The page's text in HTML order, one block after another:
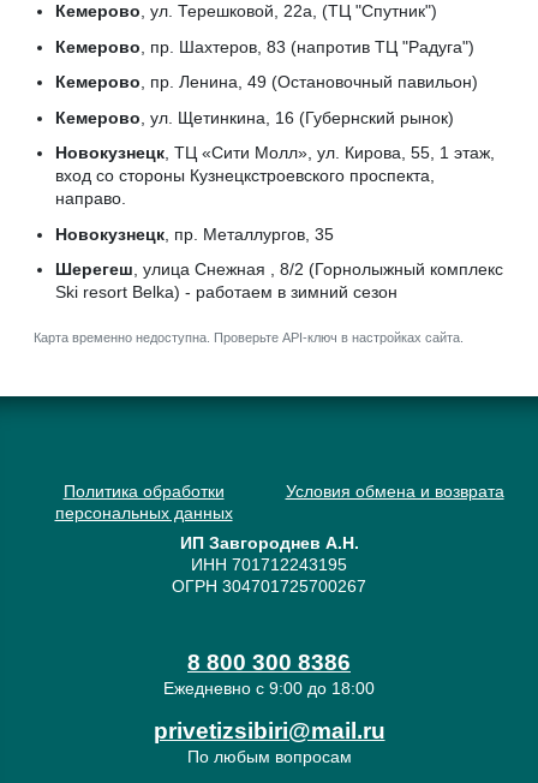
Кемерово, ул. Терешковой, 22а, (ТЦ "Спутник")
Кемерово , пр. Шахтеров, 83 (напротив ТЦ "Радуга")
Кемерово, пр. Ленина, 49 (Остановочный павильон)
Кемерово , ул. Щетинкина, 16 (Губернский рынок)
Новокузнецк, ТЦ «Сити Молл», ул. Кирова, 55, 1 этаж,
вход со стороны Кузнецкстроевского проспекта,
направо.
Новокузнецк, пр. Металлургов, 35
Шерегеш, улица Снежная , 8/2 (Горнолыжный комплекс
Ski resort Belka) - работаем в зимний сезон
Карта временно недоступна. Проверьте API-ключ в настройках сайта.
Политика обработки
персональных данных
Условия обмена и возврата
ИП Завгороднев А.Н.
ИНН 701712243195
ОГРН 304701725700267
8 800 300 8386
Ежедневно с 9:00 до 18:00
privetizsibiri@mail.ru
По любым вопросам